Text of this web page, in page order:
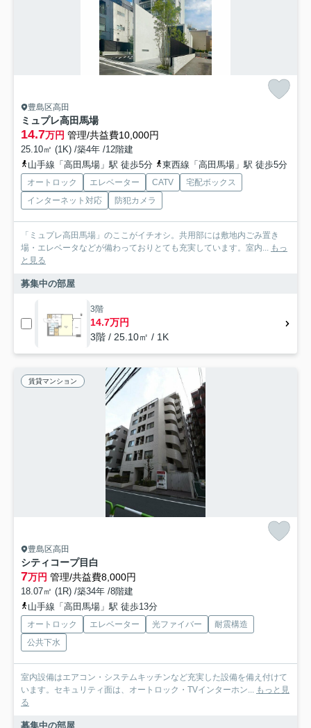
豊島区高田
ミュプレ高田馬場
14.7万円 管理/共益費10,000円
25.10㎡ (1K) /築4年 /12階建
山手線「高田馬場」駅 徒歩5分
東西線「高田馬場」駅 徒歩5分
オートロック エレベーター CATV
宅配ボックス
インターネット対応
防犯カメラ
「ミュプレ高田馬場」のここがイチオシ。共用部には敷地内ごみ置き
場・エレベータなどが備わっておりとても充実しています。室内... もっ
と見る
募集中の部屋
3階
14.7万円
3階 / 25.10㎡ / 1K
賃貸マンション
豊島区高田
シティコープ目白
7万円 管理/共益費8,000円
18.07㎡ (1R) /築34年 /8階建
山手線「高田馬場」駅 徒歩13分
オートロック エレベーター 光ファイバー
耐震構造
公共下水
室内設備はエアコン・システムキッチンなど充実した設備を備え付けて
います。セキュリティ面は、オートロック・TVインターホン... もっと見
る
募集中の部屋